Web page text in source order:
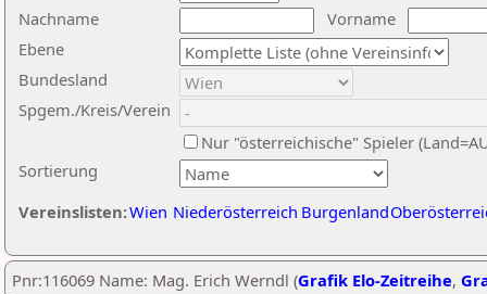
Nachname
Vorname
Ebene
Sortierung
Bundesland
Spgem./Kreis/Verein
Nur "österreichische" Spieler
Vereinslisten:Wien Niederösterreich Burgenland
Pnr:116069 Name: Mag. Erich Werndl (Grafik Elo-Zeitreihe,